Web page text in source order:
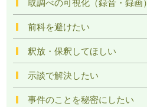
前科を避けたい
釈放・保釈してほしい
示談で解決したい
事件のことを秘密にしたい